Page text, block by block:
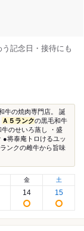
記念日・接待にも
牛の焼肉専門店。 誕
Ａ５ランクの黒毛和牛
牛のせいろ蒸し ・盛
●将泰庵トロけるユッ
ンクの雌牛から旨味
金
14
土
15